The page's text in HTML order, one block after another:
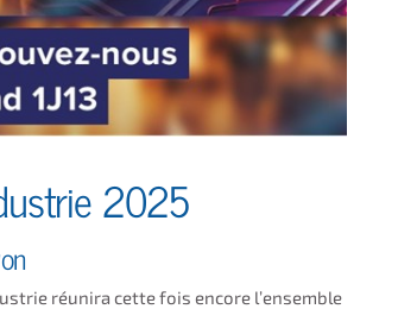
2025
réunira cette fois encore l’ensemble